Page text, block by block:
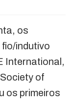
os
indutivo
International,
of
os primeiros